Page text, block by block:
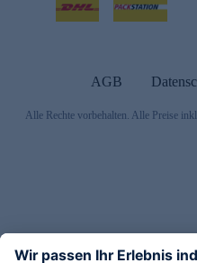
AGB
Alle Rechte vorbehalten. Alle Preise